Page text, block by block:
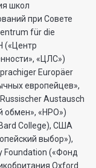
школ
при Совете
für die
(«Центр
«ЦЛС»)
Europäer
европейцев»,
Austausch
обмен», «НРО»)
College), США
выбор»),
Foundation («Фонд
Oxford